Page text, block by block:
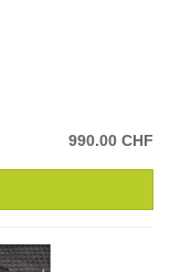
990.00 CHF